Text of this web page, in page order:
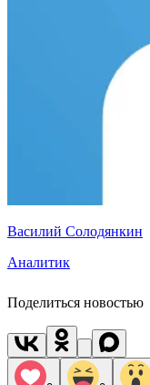
Василий Солодянкин
Аналитик
Поделиться новостью